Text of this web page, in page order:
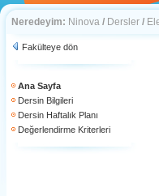
Neredeyim: Ninova / Dersler /
Fakülteye dön
Ana Sayfa
Dersin Bilgileri
Dersin Haftalık Planı
Değerlendirme Kriterleri